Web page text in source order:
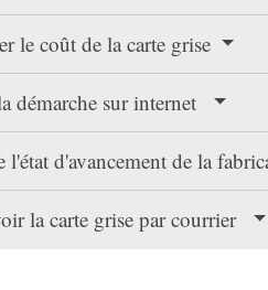
le coût de la carte grise
démarche sur internet
l'état d'avancement de la
la carte grise par courrier